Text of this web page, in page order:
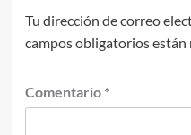
Tu dirección de correo
campos obligatorios están
Comentario *